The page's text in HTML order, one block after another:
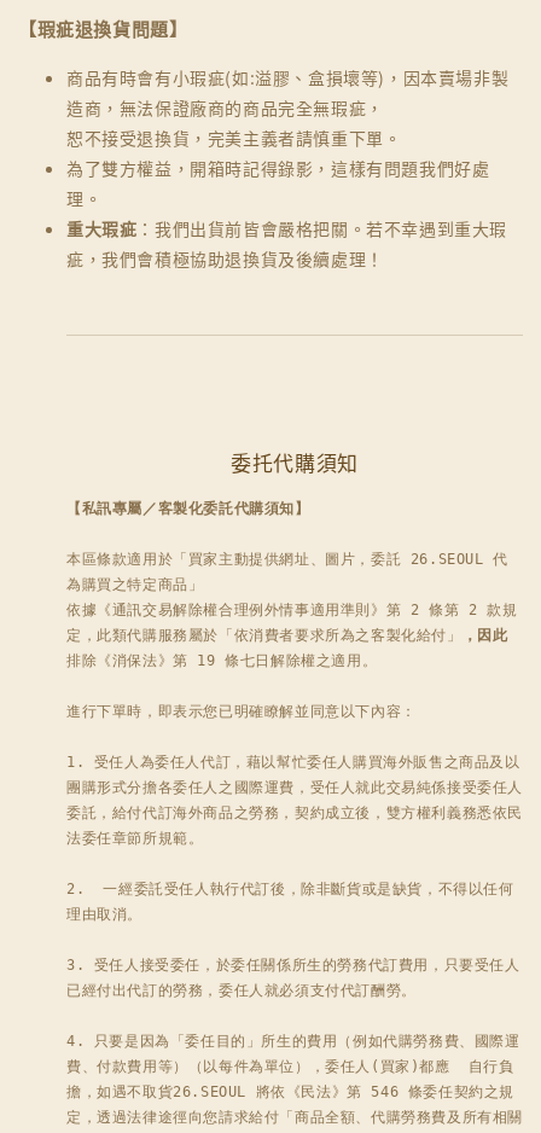
【瑕疵退換貨問題】
商品有時會有小瑕疵(如:溢膠、盒損壞等)，因本賣場非製
造商，無法保證廠商的商品完全無瑕疵，
恕不接受退換貨，完美主義者請慎重下單。
為了雙方權益，開箱時記得錄影，這樣有問題我們好處
理。
重大瑕疵 ：我們出貨前皆會嚴格把關。若不幸遇到重大瑕
疵，我們會積極協助退換貨及後續處理！
委托代購須知
【私訊專屬／客製化委託代購須知】
本區條款適用於「買家主動提供網址、圖片，委託 26.SEOUL 代
為購買之特定商品」
依據《通訊交易解除權合理例外情事適用準則》第 2 條第 2 款規
定，此類代購服務屬於「依消費者要求所為之客製化給付」
，因此
排除《消保法》第 19 條七日解除權之適用。
進行下單時，即表示您已明確瞭解並同意以下內容：
1. 受任人為委任人代訂，藉以幫忙委任人購買海外販售之商品及以
團購形式分擔各委任人之國際運費，受任人就此交易純係接受委任人
委託，給付代訂海外商品之勞務，契約成立後，雙方權利義務悉依民
法委任章節所規範。
2.  一經委託受任人執行代訂後，除非斷貨或是缺貨，不得以任何
理由取消。
3. 受任人接受委任，於委任關係所生的勞務代訂費用，只要受任人
已經付出代訂的勞務，委任人就必須支付代訂酬勞。
4. 只要是因為「委任目的」所生的費用（例如代購勞務費、國際運
費、付款費用等）（以每件為單位），委任人(買家)都應  自行負
擔，如遇不取貨26.SEOUL 將依《民法》第 546 條委任契約之規
定，透過法律途徑向您請求給付「商品全額、代購勞務費及所有相關